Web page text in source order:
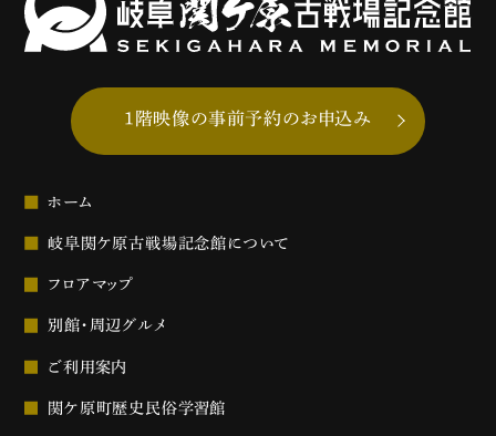
1階映像の事前予約のお申込み
ホーム
岐阜関ケ原古戦場記念館について
フロアマップ
別館・周辺グルメ
ご利用案内
関ケ原町歴史民俗学習館